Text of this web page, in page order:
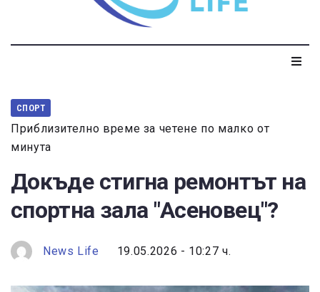
СПОРТ
Приблизително време за четене по малко от
минута
Докъде стигна ремонтът на
спортна зала "Асеновец"?
News Life 19.05.2026 - 10:27 ч.